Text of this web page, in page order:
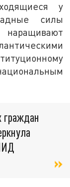
у
силы
граждан